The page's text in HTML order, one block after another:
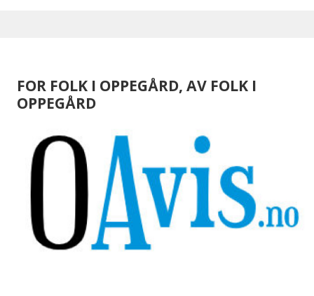
FOR FOLK I OPPEGÅRD, AV FOLK I
OPPEGÅRD